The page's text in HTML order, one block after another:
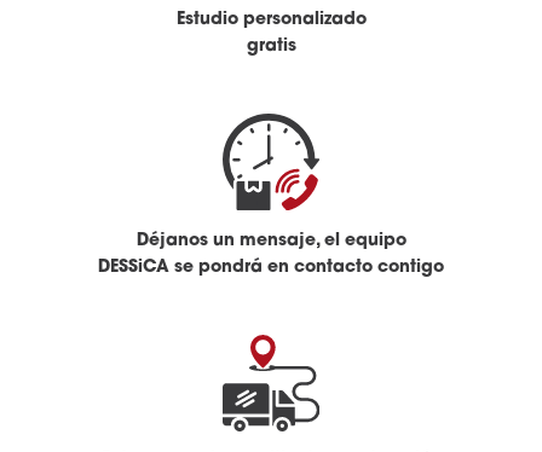
Estudio personalizado
gratis
Déjanos un mensaje, el equipo
DESSiCA se pondrá en contacto contigo